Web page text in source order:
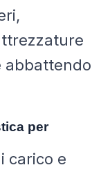
abbattendo
per
carico e